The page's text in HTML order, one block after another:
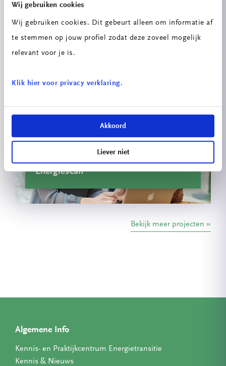
Wij gebruiken cookies
Wij gebruiken cookies. Dit gebeurt alleen om informatie af
te stemmen op jouw profiel zodat deze zoveel mogelijk
relevant voor je is.
Klik hier voor privacy verklaring.
Akkoord
Liever niet
Innovatieprojecten School voor
Technologie & Engineering
Energiescan
Bekijk meer projecten
Algemene Info
Kennis- en Praktijkcentrum Energietransitie
Kennis & Nieuws